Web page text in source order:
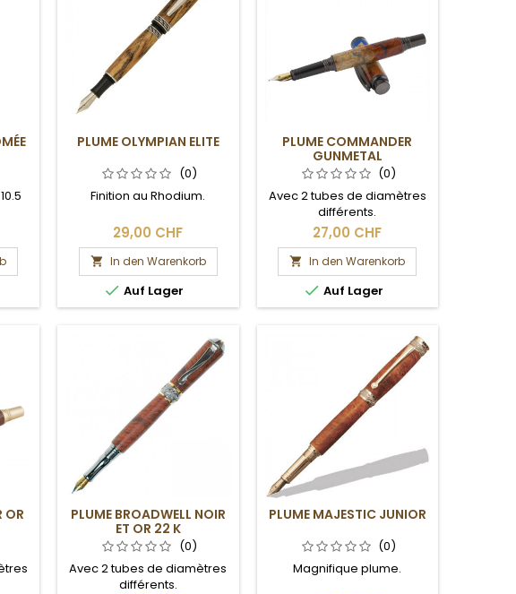
PLUME OLYMPIAN ELITE
(0)
Finition au Rhodium.
29,00 CHF
 In den Warenkorb
 Auf Lager
PLUME COMMANDER
GUNMETAL
(0)
Avec 2 tubes de diamètres
différents.
27,00 CHF
 In den Warenkorb
 Auf Lager
OR
PLUME BROADWELL NOIR
ET OR 22 K
(0)
Avec 2 tubes de diamètres
différents.
PLUME MAJESTIC JUNIOR
(0)
Magnifique plume.